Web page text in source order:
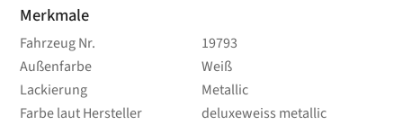
Merkmale
Fahrzeug Nr.
19793
Außenfarbe
Weiß
Lackierung
Metallic
Farbe laut Hersteller
deluxeweiss metallic